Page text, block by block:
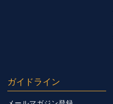
ガイドライン